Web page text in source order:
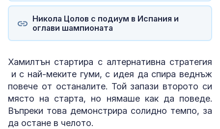
Никола Цолов с подиум в Испания и
оглави шампионата
Хамилтън стартира с алтернативна стратегия
и с най-меките гуми, с идея да спира веднъж
повече от останалите. Той запази второто си
място на старта, но нямаше как да поведе.
Въпреки това демонстрира солидно темпо, за
да остане в челото.